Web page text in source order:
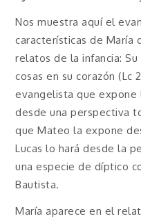
Nos muestra aquí el
características de María
relatos de la infancia:
cosas en su corazón (Lc
evangelista que expone
desde una perspectiva
que Mateo la expone
Lucas lo hará desde la
una especie de díptico
Bautista.
María aparece en el